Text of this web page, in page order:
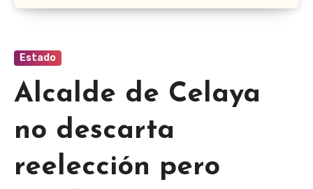
Estado
Alcalde de Celaya
no descarta
reelección pero